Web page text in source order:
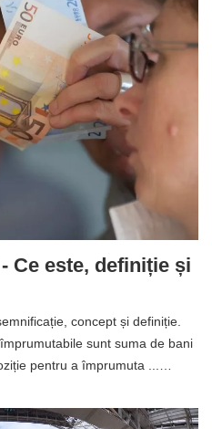
Ce este, definiție și
concept și definiție.
sunt suma de bani
pentru a împrumuta ...…